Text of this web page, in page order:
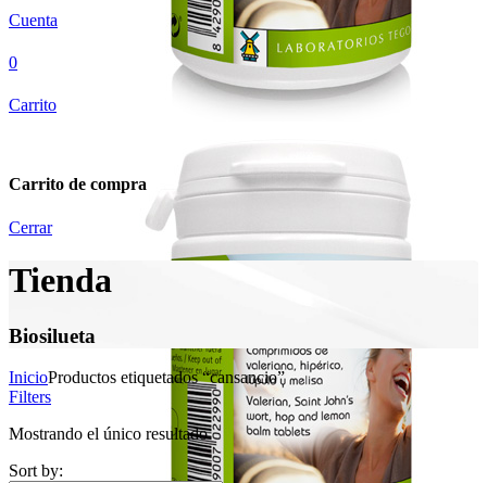
Cuenta
0
Carrito
Carrito de compra
Cerrar
Tienda
Biosilueta
InicioProductos etiquetados “cansancio”
Filters
Mostrando el único resultado
Sort by: